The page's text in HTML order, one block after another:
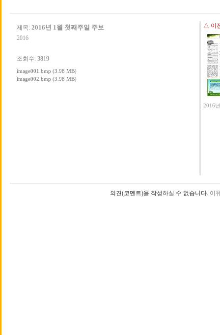
제목: 2016년 1월 첫째주일 주보
2016
조회수: 3819
image001.bmp (3.98 MB)
image002.bmp (3.98 MB)
△ 이
2016
의견(코멘트)을 작성하실 수 없습니다. 이